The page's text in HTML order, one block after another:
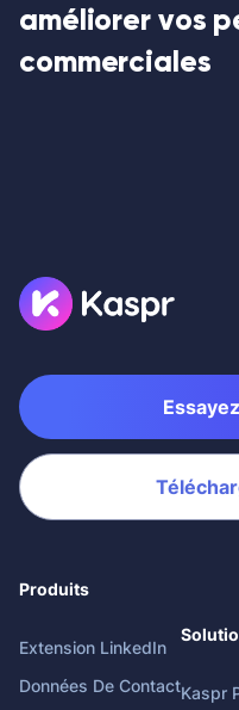
améliorer vos
commerciales
Produits
Extension LinkedIn
Données De ContactKaspr